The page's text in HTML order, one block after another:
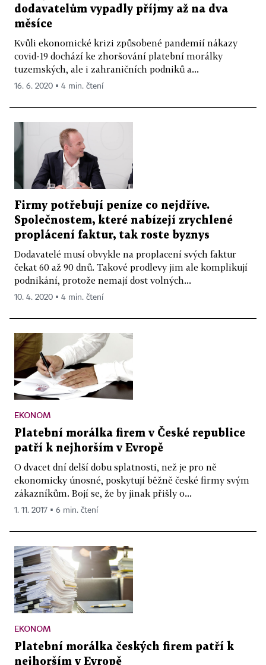
dodavatelům vypadly příjmy až na dva
měsíce
Kvůli ekonomické krizi způsobené pandemií nákazy
covid-19 dochází ke zhoršování platební morálky
tuzemských, ale i zahraničních podniků a...
16. 6. 2020 ▪ 4 min. čtení
Firmy potřebují peníze co nejdříve.
Společnostem, které nabízejí zrychlené
proplácení faktur, tak roste byznys
Dodavatelé musí obvykle na proplacení svých faktur
čekat 60 až 90 dnů. Takové prodlevy jim ale komplikují
podnikání, protože nemají dost volných...
10. 4. 2020 ▪ 4 min. čtení
EKONOM
Platební morálka firem v České republice
patří k nejhorším v Evropě
O dvacet dní delší dobu splatnosti, než je pro ně
ekonomicky únosné, poskytují běžně české firmy svým
zákazníkům. Bojí se, že by jinak přišly o...
1. 11. 2017 ▪ 6 min. čtení
EKONOM
Platební morálka českých firem patří k
nejhorším v Evropě